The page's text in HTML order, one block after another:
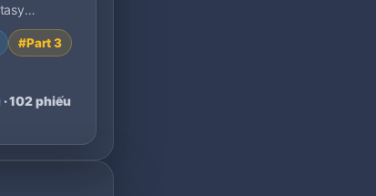
epic PvP
#Part 3
· 102 phiếu